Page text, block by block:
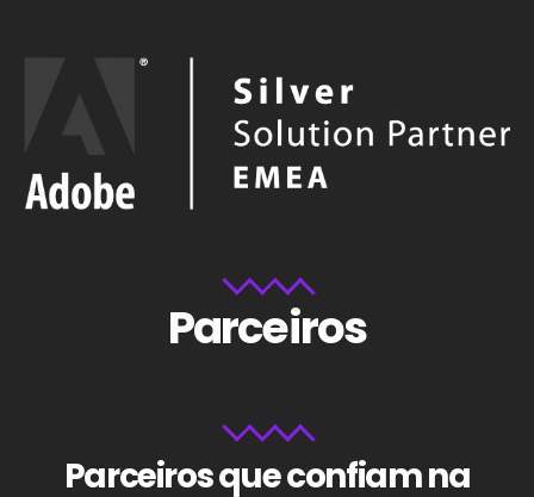
Parceiros
Parceiros que confiam na